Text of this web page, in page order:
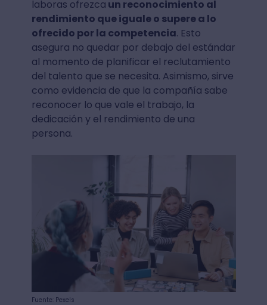
laboras ofrezca un reconocimiento al
rendimiento que iguale o supere a lo
ofrecido por la competencia. Esto
asegura no quedar por debajo del estándar
al momento de planificar el reclutamiento
del talento que se necesita. Asimismo, sirve
como evidencia de que la compañía sabe
reconocer lo que vale el trabajo, la
dedicación y el rendimiento de una
persona.
Fuente: Pexels